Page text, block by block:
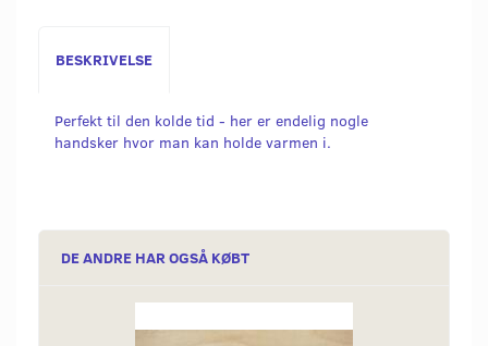
BESKRIVELSE
Perfekt til den kolde tid - her er endelig nogle
handsker hvor man kan holde varmen i.
DE ANDRE HAR OGSÅ KØBT